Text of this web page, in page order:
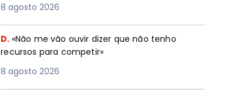
8 agosto 2026
D. «Não me vão ouvir dizer que não tenho
recursos para competir»
8 agosto 2026